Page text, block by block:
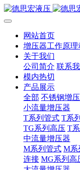
网站首页
增压器工作原理
关于我们
公司简介 联系
模内热切
产品展示
全部 不锈钢增
小流量增压器
T系列管式 T系
TG系列高压 T
中流量增压器
M系列管式 M系
连接 MG系列高